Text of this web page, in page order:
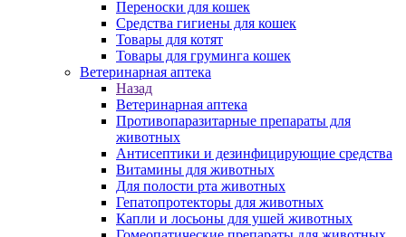
Переноски для кошек
Средства гигиены для кошек
Товары для котят
Товары для груминга кошек
Ветеринарная аптека
Назад
Ветеринарная аптека
Противопаразитарные препараты для
животных
Антисептики и дезинфицирующие средства
Витамины для животных
Для полости рта животных
Гепатопротекторы для животных
Капли и лосьоны для ушей животных